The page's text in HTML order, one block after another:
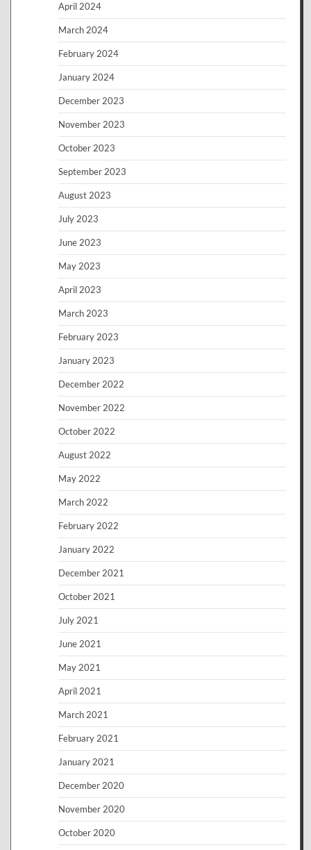
April 2024
March 2024
February 2024
January 2024
December 2023
November 2023
October 2023
September 2023
August 2023
July 2023
June 2023
May 2023
April 2023
March 2023
February 2023
January 2023
December 2022
November 2022
October 2022
August 2022
May 2022
March 2022
February 2022
January 2022
December 2021
October 2021
July 2021
June 2021
May 2021
April 2021
March 2021
February 2021
January 2021
December 2020
November 2020
October 2020